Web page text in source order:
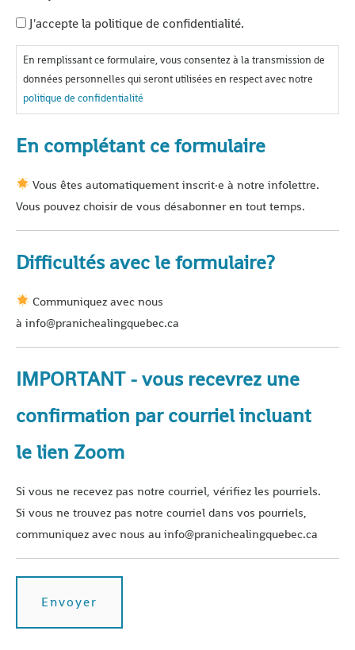
J'accepte la politique de confidentialité.
En remplissant ce formulaire, vous consentez à la transmission de
données personnelles qui seront utilisées en respect avec notre
politique de confidentialité
En complétant ce formulaire
Vous êtes automatiquement inscrit·e à notre infolettre.
Vous pouvez choisir de vous désabonner en tout temps.
Difficultés avec le formulaire?
Communiquez avec nous
à info@pranichealingquebec.ca
IMPORTANT - vous recevrez une
confirmation par courriel incluant
le lien Zoom
Si vous ne recevez pas notre courriel, vérifiez les pourriels.
Si vous ne trouvez pas notre courriel dans vos pourriels,
communiquez avec nous au info@pranichealingquebec.ca